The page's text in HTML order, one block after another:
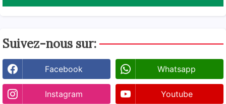
Suivez-nous sur:
Facebook Whatsapp
Instagram Youtube